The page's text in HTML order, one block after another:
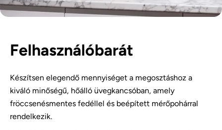
Felhasználóbarát
Készítsen elegendő mennyiséget a megosztáshoz a
kiváló minőségű, hőálló üvegkancsóban, amely
fröccsenésmentes fedéllel és beépített mérőpohárral
rendelkezik.